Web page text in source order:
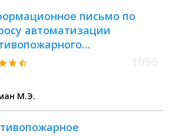
письмо по
автоматизации
М.Э.